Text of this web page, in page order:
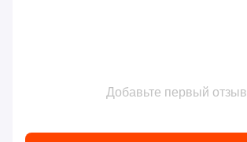
Добавьте первый отзыв